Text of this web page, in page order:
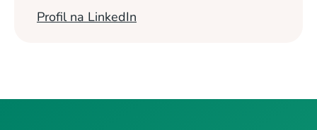
Profil na LinkedIn